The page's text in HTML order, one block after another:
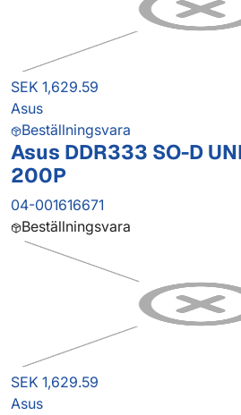
SEK 1,629.59
Asus
Beställningsvara
Asus DDR333 SO-D
200P
04-001616671
Beställningsvara
SEK 1,629.59
Asus